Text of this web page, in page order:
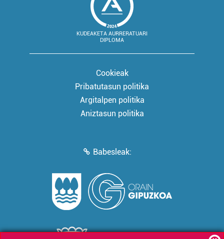
KUDEAKETA AURRERATUARI
DIPLOMA
Cookieak
Pribatutasun politika
Argitalpen politika
Aniztasun politika
Babesleak: